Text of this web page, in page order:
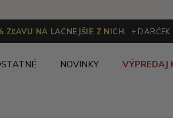
NA LACNEJŠIE Z NICH. +
NOVINKY VÝPREDAJ